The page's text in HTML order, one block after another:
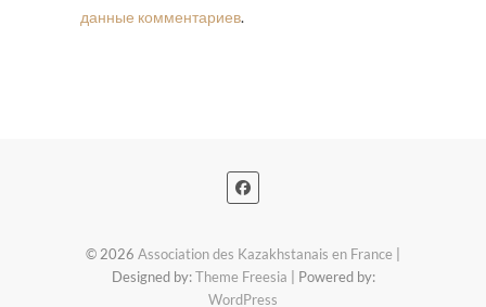
данные комментариев.
© 2026 Association des Kazakhstanais en France
Designed by:Theme Freesia | Powered by:
WordPress